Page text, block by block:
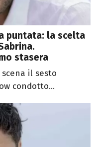
puntata: la scelta
stasera
il sesto
condotto...